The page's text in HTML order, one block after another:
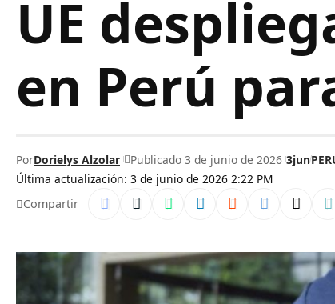
UE
en Perú
Última actualización: 3 de junio de 2026 2:22 PM
PorDorielys Alzolar Publicado 3 de junio de 2026 3jun
Compartir